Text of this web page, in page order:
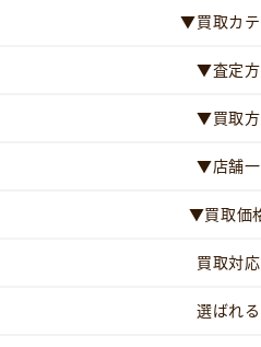
▼買取カ
▼査定
▼買取
▼店舗
▼買取価
買取対
選ばれ